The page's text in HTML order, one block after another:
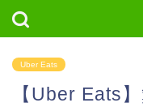
Uber Eats
【Uber Eats